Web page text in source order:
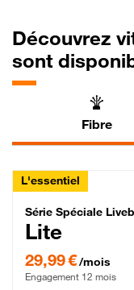
Découvrez
sont
Fibre
L'essentiel
Série
Série Spéciale
Lite
29,99 €/mois
Engagement 12 mois